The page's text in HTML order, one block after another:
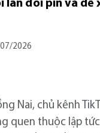
đổi pin và dễ
2026
Nai, chủ kênh
quen thuộc lập